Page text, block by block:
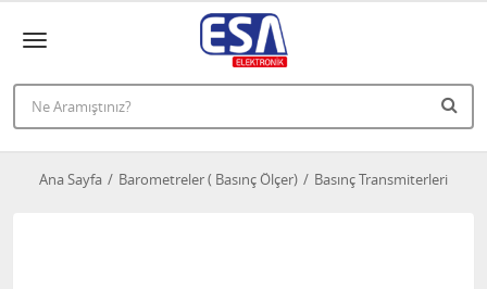
Ana Sayfa Barometreler ( Basınç Ölçer) Basınç Transmiterleri